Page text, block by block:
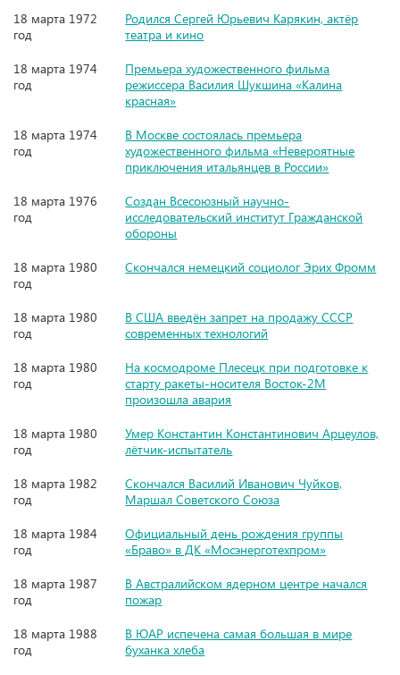
18 марта 1972
год
Родился Сергей Юрьевич Карякин, актёр
театра и кино
18 марта 1974
год
Премьера художественного фильма
режиссера Василия Шукшина «Калина
красная»
18 марта 1974
год
В Москве состоялась премьера
художественного фильма «Невероятные
приключения итальянцев в России»
18 марта 1976
год
Создан Всесоюзный научно-
исследовательский институт Гражданской
обороны
18 марта 1980
год
Скончался немецкий социолог Эрих Фромм
18 марта 1980
год
В США введён запрет на продажу СССР
современных технологий
18 марта 1980
год
На космодроме Плесецк при подготовке к
старту ракеты-носителя Восток-2М
произошла авария
18 марта 1980
год
Умер Константин Константинович Арцеулов,
лётчик-испытатель
18 марта 1982
год
Скончался Василий Иванович Чуйков,
Маршал Советского Союза
18 марта 1984
год
Официальный день рождения группы
«Браво» в ДК «Мосэнерготехпром»
18 марта 1987
год
В Австралийском ядерном центре начался
пожар
18 марта 1988
год
В ЮАР испечена самая большая в мире
буханка хлеба